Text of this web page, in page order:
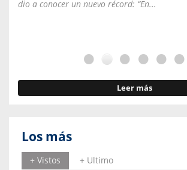
dio a conocer un nuevo récord: “En...
Leer más
Los más
+ Vistos
+ Ultimo